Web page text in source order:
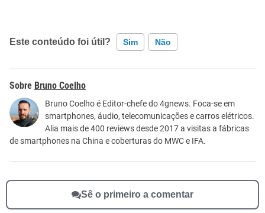
Este conteúdo foi útil? Sim Não
Este conteúdo não tem a informação que procuro
Outro
Bruno Coelho
Bruno Coelho é Editor-chefe do 4gnews. Foca-se em
smartphones, áudio, telecomunicações e carros elétricos.
Alia mais de 400 reviews desde 2017 a visitas a fábricas
de smartphones na China e coberturas do MWC e IFA.
Sê o primeiro a comentar